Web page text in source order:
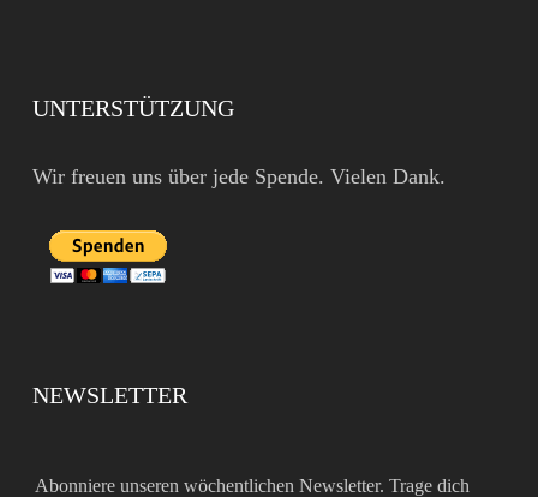
UNTERSTÜTZUNG
Wir freuen uns über jede Spende. Vielen Dank.
NEWSLETTER
Abonniere unseren wöchentlichen Newsletter. Trage dich